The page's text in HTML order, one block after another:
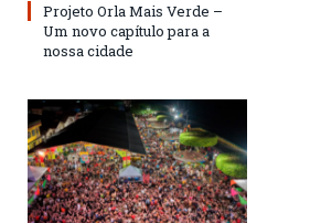
Projeto Orla Mais Verde –
Um novo capítulo para a
nossa cidade